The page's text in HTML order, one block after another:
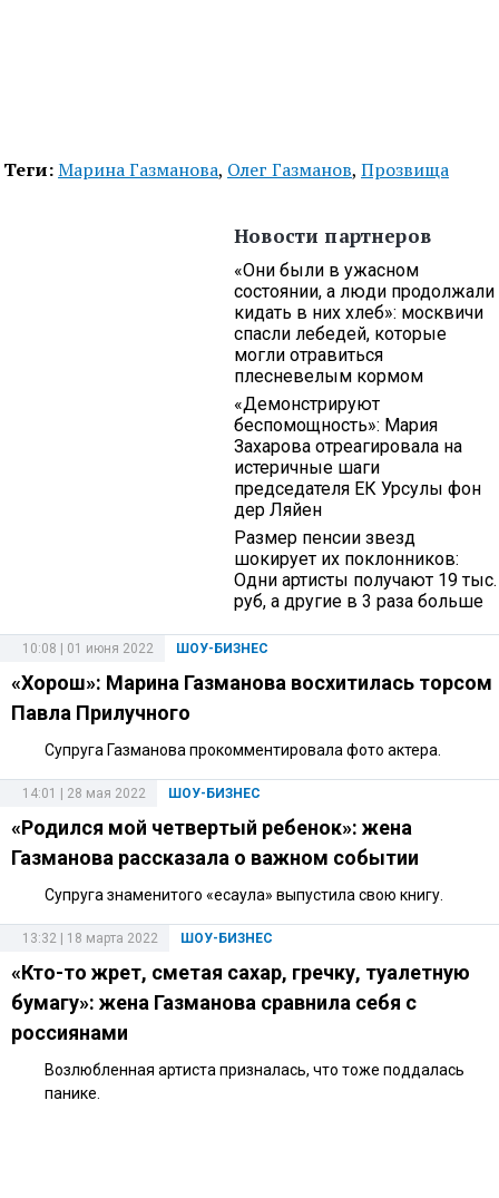
Теги:Марина Газманова, Олег Газманов, Прозвища
Новости партнеров
«Они были в ужасном
состоянии, а люди продолжали
кидать в них хлеб»: москвичи
спасли лебедей, которые
могли отравиться
плесневелым кормом
«Демонстрируют
беспомощность»: Мария
Захарова отреагировала на
истеричные шаги
председателя ЕК Урсулы фон
дер Ляйен
Размер пенсии звезд
шокирует их поклонников:
Одни артисты получают 19 тыс.
руб, а другие в 3 раза больше
ШОУ-БИЗНЕС
10:08 | 01 июня 2022
«Хорош»: Марина Газманова восхитилась торсом
Павла Прилучного
Супруга Газманова прокомментировала фото актера.
ШОУ-БИЗНЕС
14:01 | 28 мая 2022
«Родился мой четвертый ребенок»: жена
Газманова рассказала о важном событии
Супруга знаменитого «есаула» выпустила свою книгу.
ШОУ-БИЗНЕС
13:32 | 18 марта 2022
«Кто-то жрет, сметая сахар, гречку, туалетную
бумагу»: жена Газманова сравнила себя с
россиянами
Возлюбленная артиста призналась, что тоже поддалась
панике.